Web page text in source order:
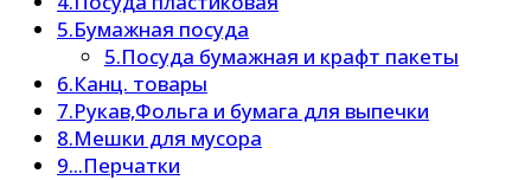
5.Бумажная посуда
5.Посуда бумажная и крафт пакеты
6.Канц. товары
7.Рукав,Фольга и бумага для выпечки
8.Мешки для мусора
9...Перчатки